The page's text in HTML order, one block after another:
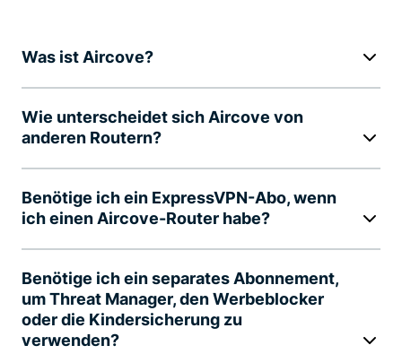
Was ist Aircove?
Wie unterscheidet sich Aircove von
anderen Routern?
Benötige ich ein ExpressVPN-Abo, wenn
ich einen Aircove-Router habe?
Benötige ich ein separates Abonnement,
um Threat Manager, den Werbeblocker
oder die Kindersicherung zu
verwenden?